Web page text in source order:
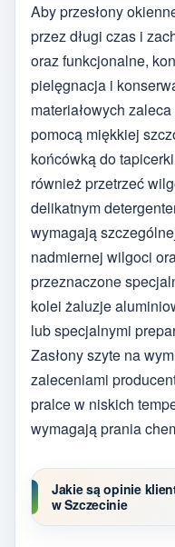
Aby przesłony
przez długi czas i
oraz funkcjonalne,
pielęgnacja i
materiałowych
pomocą miękkiej
końcówką do
również przetrzeć
delikatnym
wymagają
nadmiernej wilgoci
przeznaczone
kolei żaluzje
lub specjalnymi
Zasłony szyte na
zaleceniami
pralce w niskich
wymagają prania
Jakie są opinie
w Szczecinie